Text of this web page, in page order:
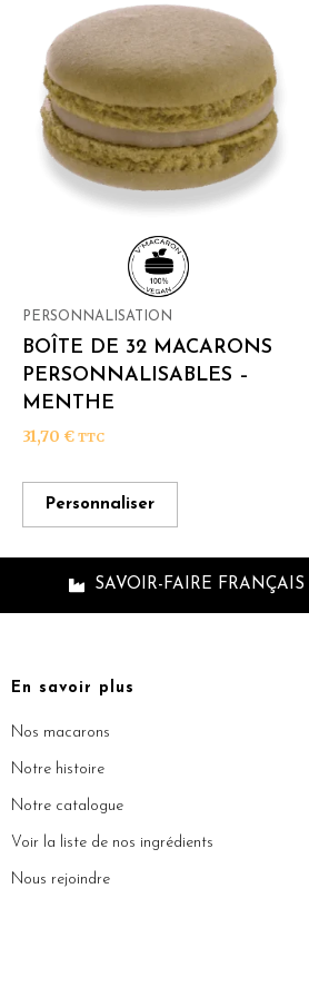
PERSONNALISATION
BOÎTE DE 32 MACARONS
PERSONNALISABLES –
MENTHE
31,70 € TTC
Personnaliser
SAVOIR-FAIRE FRANÇAIS
En savoir plus
Nos macarons
Notre histoire
Notre catalogue
Voir la liste de nos ingrédients
Nous rejoindre